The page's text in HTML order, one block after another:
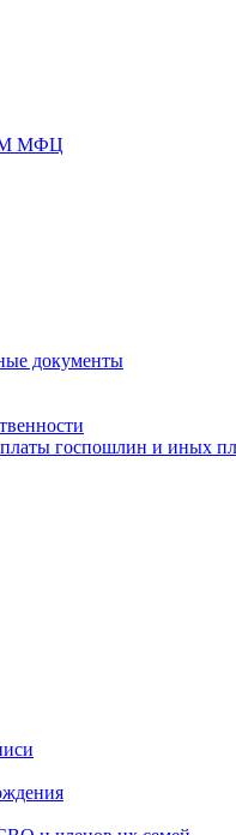
МФЦ
документы
госпошлин и иных